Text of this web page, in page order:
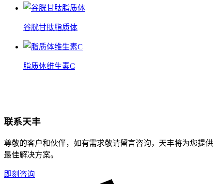
谷胱甘肽脂质体
脂质体维生素C
联系天丰
尊敬的客户和伙伴，如有需求敬请留言咨询，天丰将为您提供
最佳解决方案。
即刻咨询